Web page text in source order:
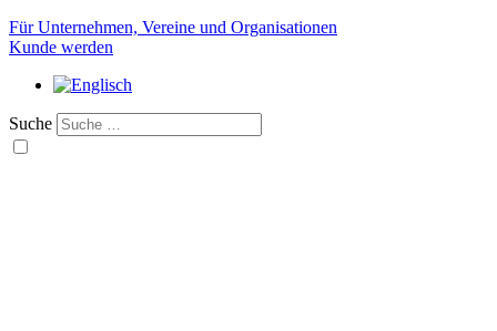
Für Unternehmen, Vereine und Organisationen
Kunde werden
Suche